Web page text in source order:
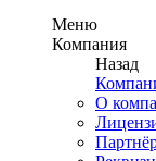
Меню
Компания
Назад
О